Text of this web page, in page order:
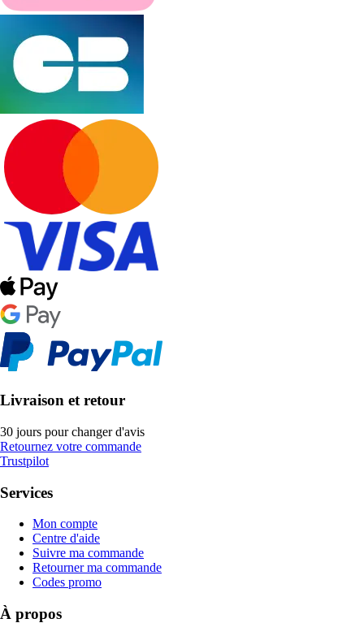
Livraison et retour
30 jours pour changer d'avis
Retournez votre commande
Trustpilot
Services
Mon compte
Centre d'aide
Suivre ma commande
Retourner ma commande
Codes promo
À propos